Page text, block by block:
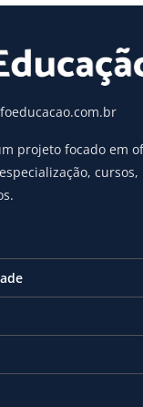
projeto focado em